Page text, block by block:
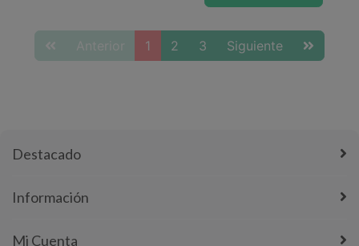
Anterior 1 2 3 Siguiente
Destacado
Información
Mi Cuenta